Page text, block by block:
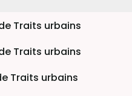
Traits urbains
Traits urbains
Traits urbains